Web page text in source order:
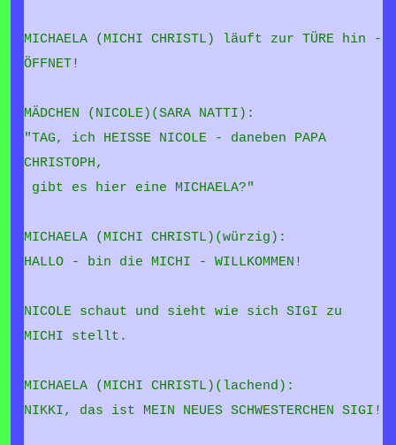
MICHAELA (MICHI CHRISTL) läuft zur TÜRE hin -
ÖFFNET!
MÄDCHEN (NICOLE)(SARA NATTI):
"TAG, ich HEISSE NICOLE - daneben PAPA
CHRISTOPH,
gibt es hier eine MICHAELA?"
MICHAELA (MICHI CHRISTL)(würzig):
HALLO - bin die MICHI - WILLKOMMEN!
NICOLE schaut und sieht wie sich SIGI zu
MICHI stellt.
MICHAELA (MICHI CHRISTL)(lachend):
NIKKI, das ist MEIN NEUES SCHWESTERCHEN SIGI!